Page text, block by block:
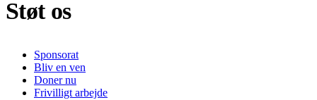
Støt os
Sponsorat
Bliv en ven
Doner nu
Frivilligt arbejde